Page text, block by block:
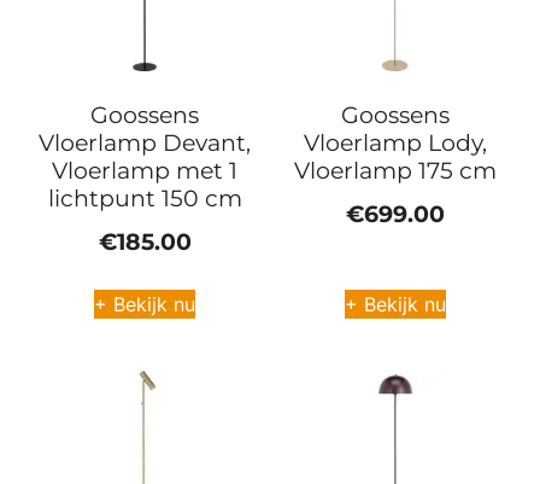
Goossens
Vloerlamp Devant,
Vloerlamp met 1
lichtpunt 150 cm
€185.00
+ Bekijk nu
Goossens
Vloerlamp Lody,
Vloerlamp 175 cm
€699.00
+ Bekijk nu